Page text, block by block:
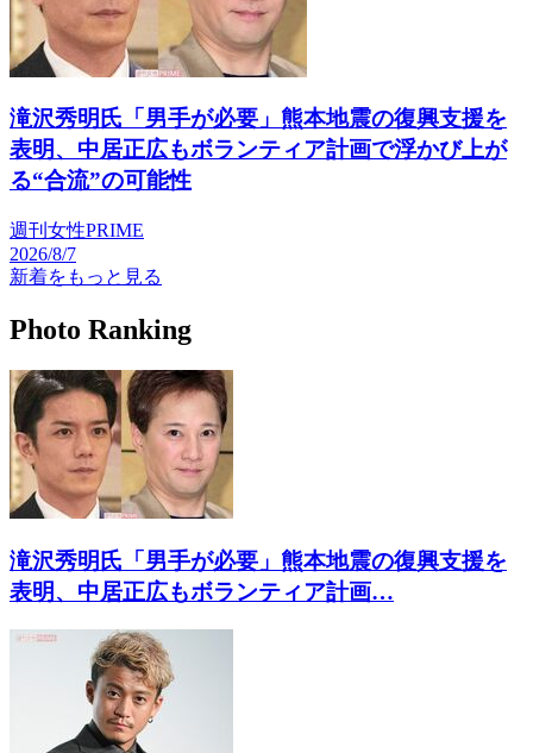
滝沢秀明氏「男手が必要」熊本地震の復興支援を
表明、中居正広もボランティア計画で浮かび上が
る“合流”の可能性
週刊女性PRIME
2026/8/7
新着をもっと見る
Photo Ranking
滝沢秀明氏「男手が必要」熊本地震の復興支援を
表明、中居正広もボランティア計画…